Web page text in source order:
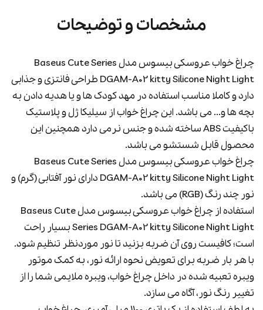
مشخصات و توضیحات
چراغ خواب عروسکی بیسوس مدل Baseus Cute Series
DGAM-A02 kitty Silicone Night Light طراحی فانتزی و جذابی
دارد و کاملا مناسب استفاده در مهد کودک ها و یا هدیه دادن به
بچه ها و... می باشد. این چراغ خواب از سیلیکا ژل و پلاستیک
باکیفیت ABS ساخته شده و جنس نرمی دارد همچنین این
محصول قابل شستشو می باشد.
چراغ خواب عروسکی بیسوس مدل Baseus Cute Series
DGAM-A02 kitty Silicone Night Light دارای نور آفتابی (گرم) و
نور چند رنگ (RGB) می باشد.
استفاده از چراغ خواب عروسکی بیسوس مدل Baseus Cute
Series DGAM-A02 kitty Silicone Night Light بسیار راحت
است؛ کافیست روی آن ضربه بزنید تا نور موردنظر تنظیم شود.
با هر بار ضربه برای تعویض نحوه ارائه نور، به کمک موتور
ویبره تعبیه شده در داخل چراغ خواب، ویبره ملایمی شما را از
تغییر رنگ نور، آگاه می سازد.